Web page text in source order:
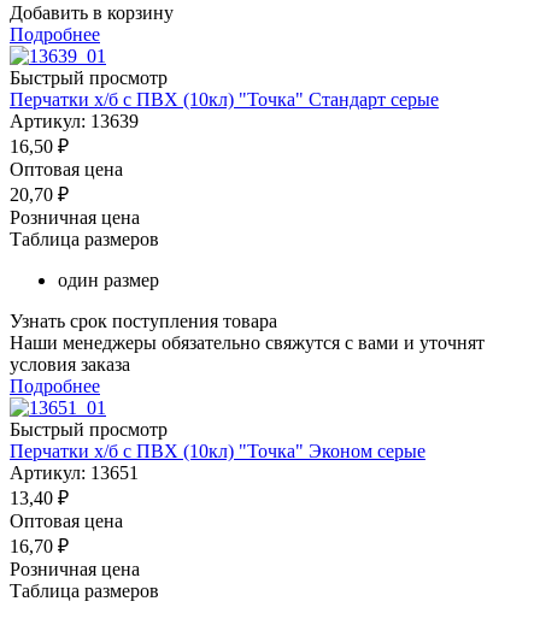
Добавить в корзину
Подробнее
Быстрый просмотр
Перчатки х/б с ПВХ (10кл) "Точка" Стандарт серые
Артикул: 13639
16,50 ₽
Оптовая цена
20,70 ₽
Розничная цена
Таблица размеров
один размер
Узнать срок поступления товара
Наши менеджеры обязательно свяжутся с вами и уточнят
условия заказа
Подробнее
Быстрый просмотр
Перчатки х/б с ПВХ (10кл) "Точка" Эконом серые
Артикул: 13651
13,40 ₽
Оптовая цена
16,70 ₽
Розничная цена
Таблица размеров